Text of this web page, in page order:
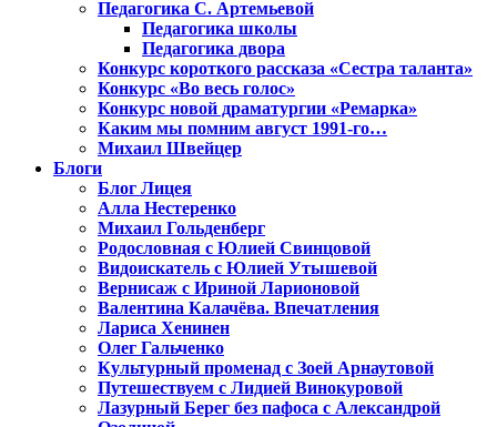
Педагогика С. Артемьевой
Педагогика школы
Педагогика двора
Конкурс короткого рассказа «Сестра таланта»
Конкурс «Во весь голос»
Конкурс новой драматургии «Ремарка»
Каким мы помним август 1991-го…
Михаил Швейцер
Блоги
Блог Лицея
Алла Нестеренко
Михаил Гольденберг
Родословная с Юлией Свинцовой
Видоискатель с Юлией Утышевой
Вернисаж с Ириной Ларионовой
Валентина Калачёва. Впечатления
Лариса Хенинен
Олег Гальченко
Культурный променад с Зоей Арнаутовой
Путешествуем с Лидией Винокуровой
Лазурный Берег без пафоса с Александрой